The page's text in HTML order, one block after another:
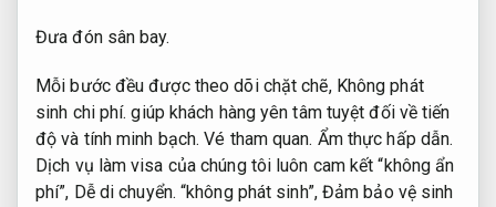
Đưa đón sân bay.
Mỗi bước đều được theo dõi chặt chẽ, Không phát
sinh chi phí. giúp khách hàng yên tâm tuyệt đối về tiến
độ và tính minh bạch.Vé tham quan. Ẩm thực hấp dẫn.
Dịch vụ làm visa của chúng tôi luôn cam kết “không ẩn
phí”, Dễ di chuyển. “không phát sinh”, Đảm bảo vệ sinh